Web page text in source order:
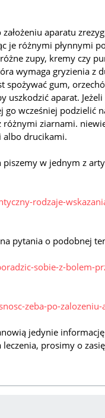
aparatu
je różnymi płynnymi
zupy, kremy czy
wymaga gryzienia z
spożywać gum,
uszkodzić aparat.
go wcześniej podzielić
różnymi ziarnami.
albo drucikami.
w jednym z
rodzaje-
pytania o podobnej
sobie-z-bolem-
zeba-po-zalozeniu-
jedynie
prosimy o